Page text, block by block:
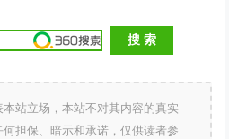
站立场，本站不对其内容的真实
担保、暗示和承诺，仅供读者参